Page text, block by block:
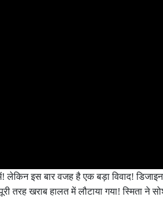
इस बार वजह है एक बड़ा विवाद!
तरह खराब हालत में लौटाया गया! स्मिता